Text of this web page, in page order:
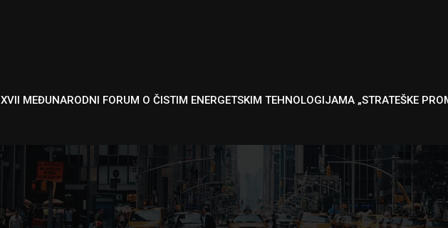
XVII MEĐUNARODNI FORUM O ČISTIM ENERGETSKIM TEHNOLOGIJAMA „STRATEŠKE